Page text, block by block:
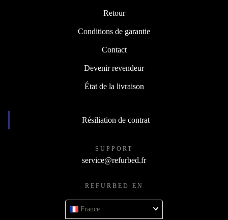
Retour
Conditions de garantie
Contact
Devenir revendeur
État de la livraison
Résiliation de contrat
SUPPORT
service@refurbed.fr
REFURBED EN
France